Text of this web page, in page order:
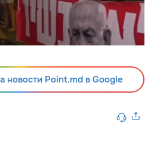
новости Point.md в Google